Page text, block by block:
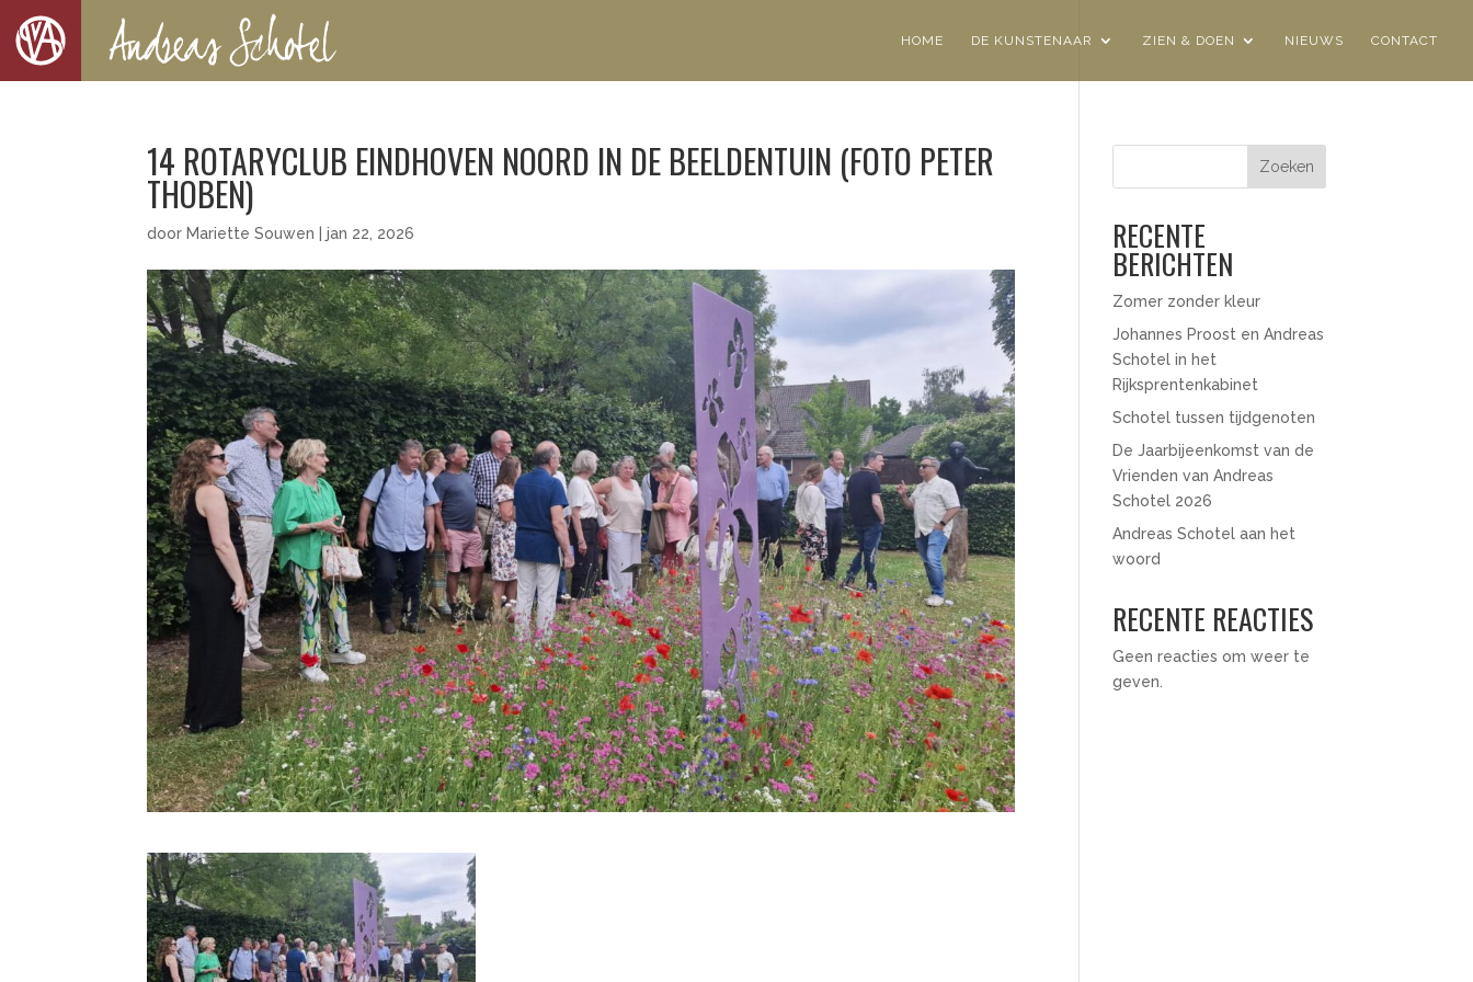
HOME DE KUNSTENAAR ZIEN & DOEN NIEUWS CONTACT
14 ROTARYCLUB EINDHOVEN NOORD IN DE BEELDENTUIN (FOTO PETER
THOBEN)
door Mariette Souwen |jan 22, 2026
Zoeken
RECENTE
BERICHTEN
Zomer zonder kleur
Johannes Proost en Andreas
Schotel in het
Rijksprentenkabinet
Schotel tussen tijdgenoten
De Jaarbijeenkomst van de
Vrienden van Andreas
Schotel 2026
Andreas Schotel aan het
woord
RECENTE REACTIES
Geen reacties om weer te
geven.